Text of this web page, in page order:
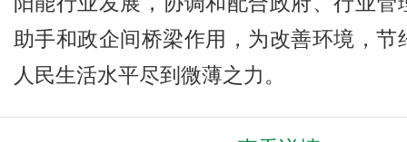
助手和政企间桥梁作用，为改善环境，节
人民生活水平尽到微薄之力。